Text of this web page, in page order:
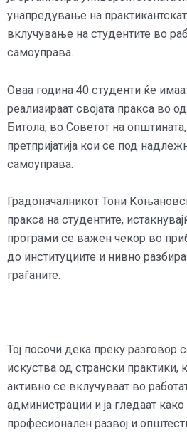
унапредување на
вклучување на студентите во
самоуправа.
Оваа година 40 студенти ќе
реализираат својата пракса во
Битола, во Советот на
претпријатија кои се под
самоуправа.
Градоначалникот Тони
пракса на студентите,
програми се важен чекор во
до институциите и нивно
граѓаните.
Тој посочи дека преку разговор
искуства од странски
активно се вклучуваат во
администрации и ја гледаат
професионален развој и